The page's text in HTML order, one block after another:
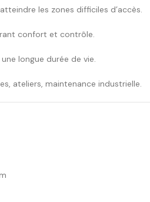
les zones difficiles d’accès.
confort et contrôle.
longue durée de vie.
ateliers, maintenance industrielle.